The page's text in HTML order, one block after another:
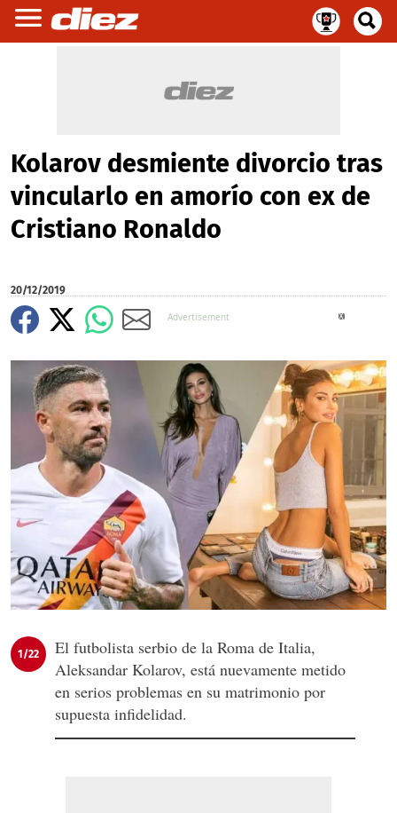
Kolarov desmiente divorcio tras
vincularlo en amorío con ex de
Cristiano Ronaldo
20/12/2019
1/22
El futbolista serbio de la Roma de Italia,
Aleksandar Kolarov, está nuevamente metido
en serios problemas en su matrimonio por
supuesta infidelidad.
X